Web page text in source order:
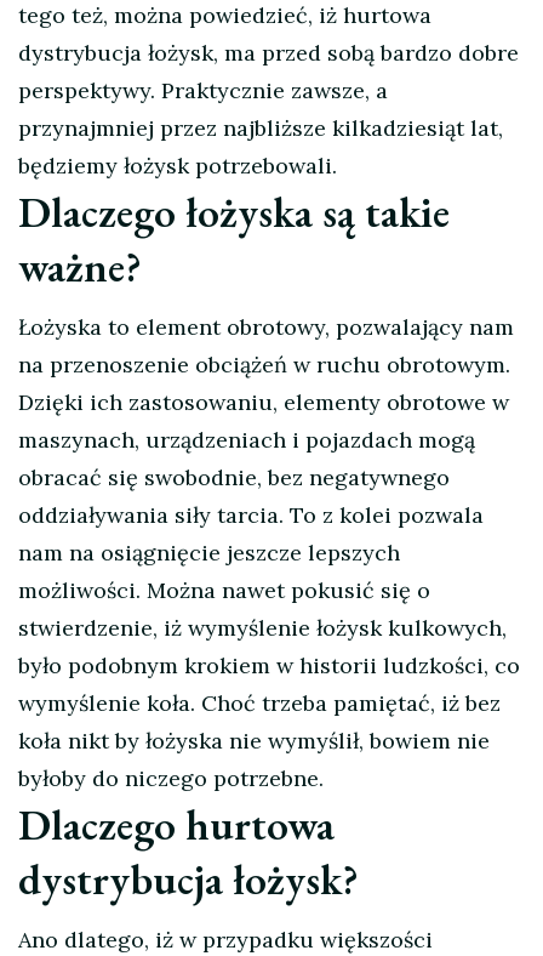
tego też, można powiedzieć, iż hurtowa
dystrybucja łożysk, ma przed sobą bardzo dobre
perspektywy. Praktycznie zawsze, a
przynajmniej przez najbliższe kilkadziesiąt lat,
będziemy łożysk potrzebowali.
Dlaczego łożyska są takie
ważne?
Łożyska to element obrotowy, pozwalający nam
na przenoszenie obciążeń w ruchu obrotowym.
Dzięki ich zastosowaniu, elementy obrotowe w
maszynach, urządzeniach i pojazdach mogą
obracać się swobodnie, bez negatywnego
oddziaływania siły tarcia. To z kolei pozwala
nam na osiągnięcie jeszcze lepszych
możliwości. Można nawet pokusić się o
stwierdzenie, iż wymyślenie łożysk kulkowych,
było podobnym krokiem w historii ludzkości, co
wymyślenie koła. Choć trzeba pamiętać, iż bez
koła nikt by łożyska nie wymyślił, bowiem nie
byłoby do niczego potrzebne.
Dlaczego hurtowa
dystrybucja łożysk?
Ano dlatego, iż w przypadku większości